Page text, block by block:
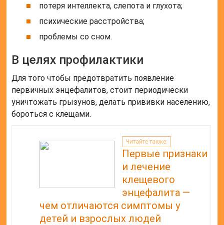
потеря интеллекта, слепота и глухота;
психические расстройства;
проблемы со сном.
В целях профилактики
Для того чтобы предотвратить появление
первичных энцефалитов, стоит периодически
уничтожать грызунов, делать прививки населению,
бороться с клещами.
Читайте также:
Первые признаки
и лечение
клещевого
энцефалита —
чем отличаются симптомы у
детей и взрослых людей